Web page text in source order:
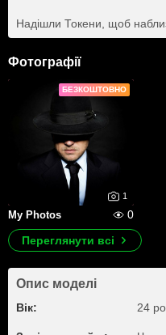
Надішли Токени, щоб
Фотографії
БЕЗКОШТОВНО
1
My Photos
0
Переглянути всі
Опис моделі
Вік: 24